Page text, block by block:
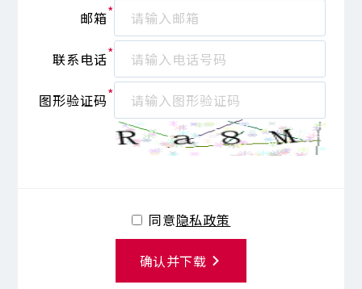
邮箱*
联系电话*
图形验证码*
同意隐私政策
确认并下载